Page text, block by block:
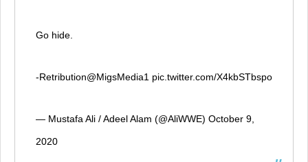
Go hide.
-Retribution@MigsMedia1 pic.twitter.com/X4kbSTbspo
— Mustafa Ali / Adeel Alam (@AliWWE) October 9,
2020